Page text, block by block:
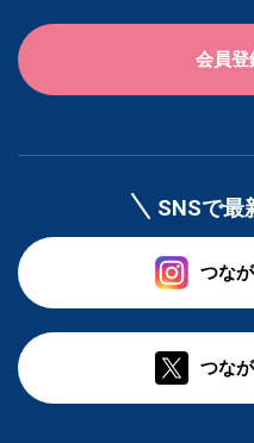
会員登
SNSで最
つな
つな